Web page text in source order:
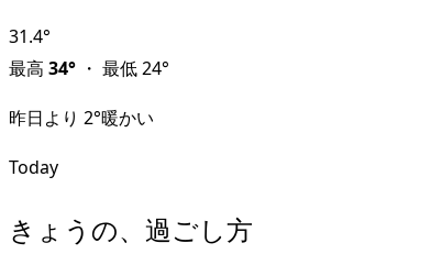
31.4°
最高 34° ・ 最低24°
昨日より 2°暖かい
Today
きょうの、過ごし方